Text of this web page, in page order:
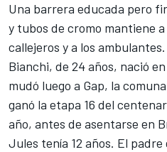
Una barrera educada pero
y tubos de cromo mantiene
callejeros y a los ambulantes.
Bianchi, de 24 años, nació
mudó luego a Gap, la
ganó la etapa 16 del
año, antes de asentarse en
Jules tenía 12 años. El